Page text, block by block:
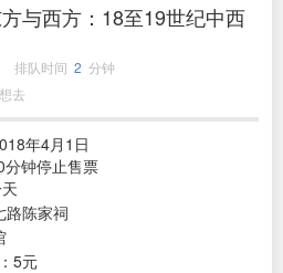
与西方：18至19世纪中西
排队时间 2 分钟
想去
年4月1日
钟停止售票
路陈家祠
5元